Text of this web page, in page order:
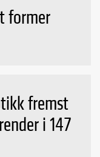
former
fremst
i 147